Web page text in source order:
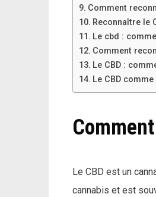
Comment
Reconnaître le
Le cbd :
Comment
Le CBD :
Le CBD
Le CBD est un
cannabis et est